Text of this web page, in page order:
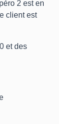
2 est en
client est
et des